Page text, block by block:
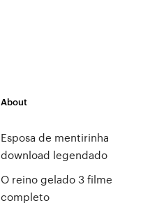
About
Esposa de mentirinha
download legendado
O reino gelado 3 filme
completo